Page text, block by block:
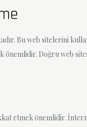
Bu web sitelerini
Doğru web
etmek önemlidir.